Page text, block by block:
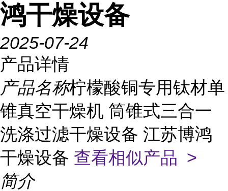
鸿干燥设备
2025-07-24
产品详情
产品名称柠檬酸铜专用钛材单
锥真空干燥机 筒锥式三合一
洗涤过滤干燥设备 江苏博鸿
干燥设备 查看相似产品 >
简介